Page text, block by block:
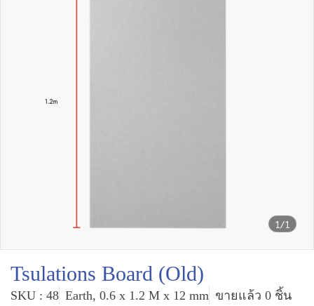
1/1
Tsulations Board (Old)
SKU : 48 Earth, 0.6 x 1.2 M x 12 mm ขายแล้ว 0 ชิ้น